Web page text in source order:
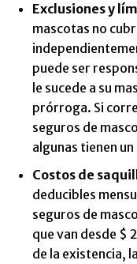
Exclusiones y
mascotas no
puede ser
le sucede a su
prórroga. Si
seguros de
algunas tienen
Costos de
deducibles
seguros de
que van desde $
de la existencia,